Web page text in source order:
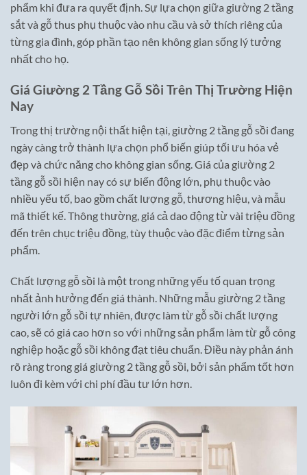
phẩm khi đưa ra quyết định. Sự lựa chọn giữa giường 2 tầng
sắt và gỗ thus phụ thuộc vào nhu cầu và sở thích riêng của
từng gia đình, góp phần tạo nên không gian sống lý tưởng
nhất cho họ.
Giá Giường 2 Tầng Gỗ Sồi Trên Thị Trường Hiện
Nay
Trong thị trường nội thất hiện tại, giường 2 tầng gỗ sồi đang
ngày càng trở thành lựa chọn phổ biến giúp tối ưu hóa vẻ
đẹp và chức năng cho không gian sống. Giá của giường 2
tầng gỗ sồi hiện nay có sự biến động lớn, phụ thuộc vào
nhiều yếu tố, bao gồm chất lượng gỗ, thương hiệu, và mẫu
mã thiết kế. Thông thường, giá cả dao động từ vài triệu đồng
đến trên chục triệu đồng, tùy thuộc vào đặc điểm từng sản
phẩm.
Chất lượng gỗ sồi là một trong những yếu tố quan trọng
nhất ảnh hưởng đến giá thành. Những mẫu giường 2 tầng
người lớn gỗ sồi tự nhiên, được làm từ gỗ sồi chất lượng
cao, sẽ có giá cao hơn so với những sản phẩm làm từ gỗ công
nghiệp hoặc gỗ sồi không đạt tiêu chuẩn. Điều này phản ánh
rõ ràng trong giá giường 2 tầng gỗ sồi, bởi sản phẩm tốt hơn
luôn đi kèm với chi phí đầu tư lớn hơn.